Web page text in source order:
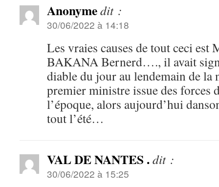
Anonymedit :
30/06/2022 à 14:18
Les vraies causes de tout ceci
BAKANA Bernerd…., il avait
diable du jour au lendemain de la
premier ministre issue des forces
l’époque, alors aujourd’hui
tout l’été…
VAL DE NANTES .dit :
30/06/2022 à 15:25